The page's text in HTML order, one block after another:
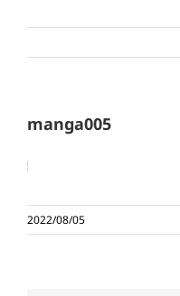
manga005
2022/08/05